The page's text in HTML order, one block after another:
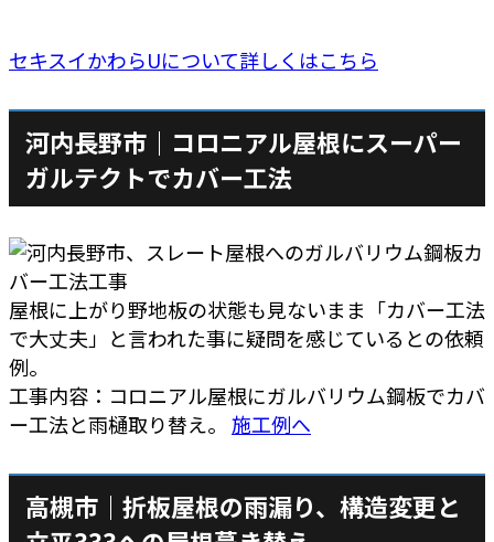
セキスイかわらUについて詳しくはこちら
河内長野市｜コロニアル屋根にスーパー
ガルテクトでカバー工法
屋根に上がり野地板の状態も見ないまま「カバー工法
で大丈夫」と言われた事に疑問を感じているとの依頼
例。
工事内容：コロニアル屋根にガルバリウム鋼板でカバ
ー工法と雨樋取り替え。 施工例へ
高槻市｜折板屋根の雨漏り、構造変更と